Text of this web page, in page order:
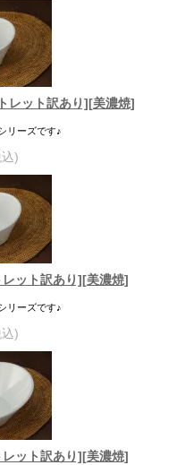
レット訳あり][美濃焼]
リーズです♪
)
ット訳あり][美濃焼]
リーズです♪
)
ット訳あり][美濃焼]